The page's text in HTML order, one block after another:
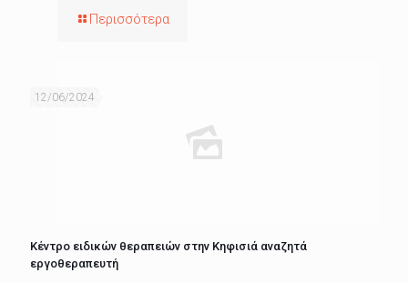
Περισσότερα
12/06/2024
Κέντρο ειδικών θεραπειών στην Κηφισιά αναζητά
εργοθεραπευτή